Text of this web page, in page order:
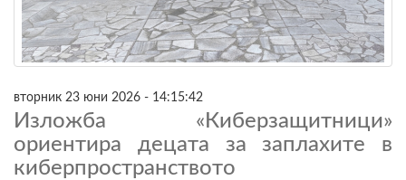
вторник 23 юни 2026 - 14:15:42
Изложба «Киберзащитници»
ориентира децата за заплахите в
киберпространството